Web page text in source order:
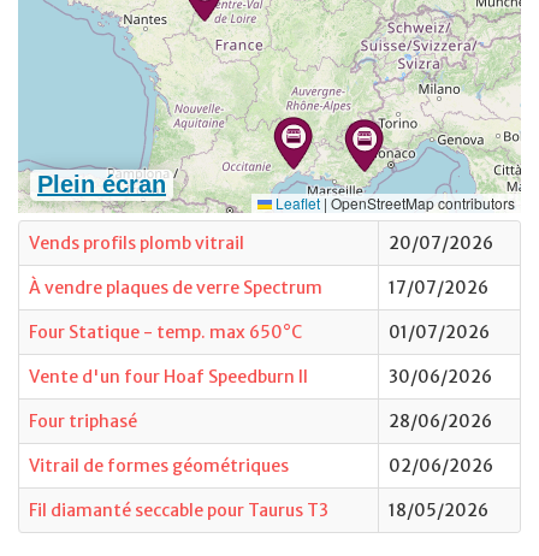
Vends profils plomb vitrail 20/07/2026
À vendre plaques de verre Spectrum 17/07/2026
Four Statique - temp. max 650°C 01/07/2026
Vente d'un four Hoaf Speedburn II 30/06/2026
Four triphasé 28/06/2026
Vitrail de formes géométriques 02/06/2026
Fil diamanté seccable pour Taurus T3 18/05/2026